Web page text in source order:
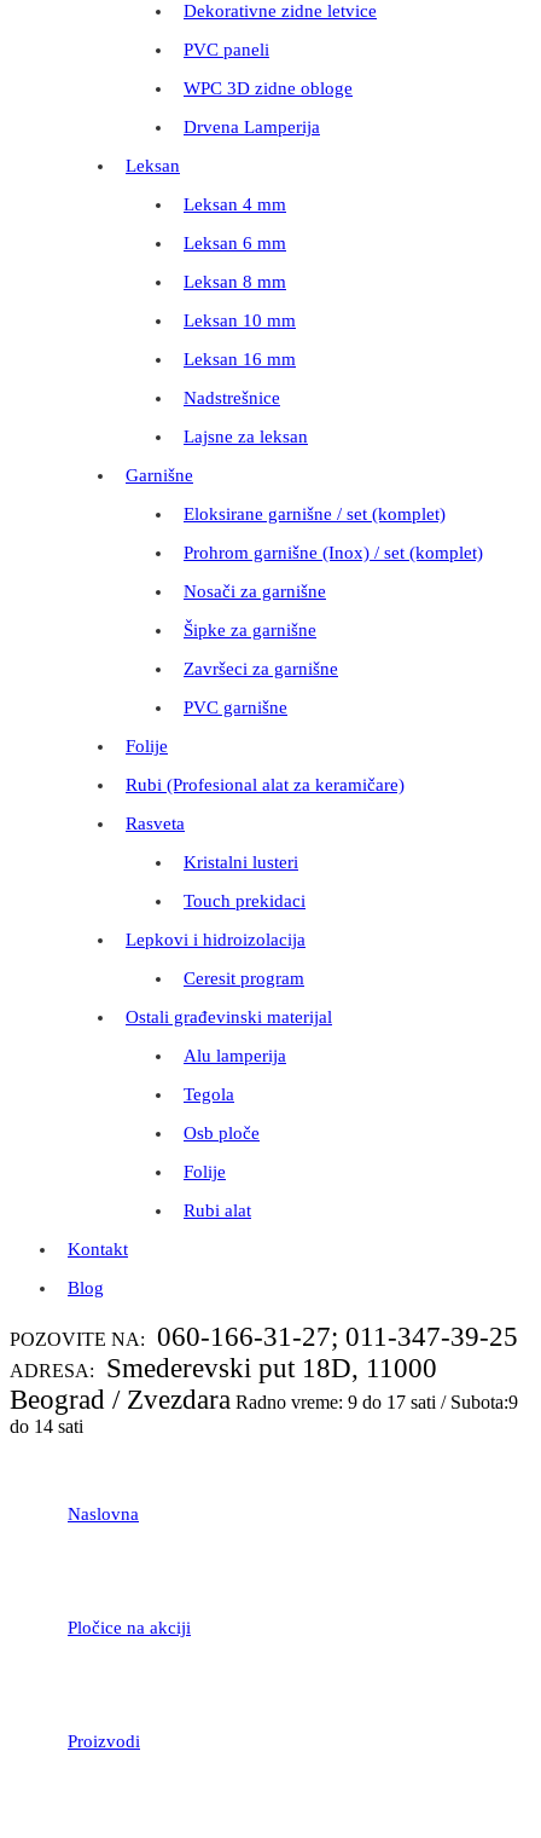
Dekorativne zidne letvice
PVC paneli
WPC 3D zidne obloge
Drvena Lamperija
Leksan
Leksan 4 mm
Leksan 6 mm
Leksan 8 mm
Leksan 10 mm
Leksan 16 mm
Nadstrešnice
Lajsne za leksan
Garnišne
Eloksirane garnišne / set (komplet)
Prohrom garnišne (Inox) / set (komplet)
Nosači za garnišne
Šipke za garnišne
Završeci za garnišne
PVC garnišne
Folije
Rubi (Profesional alat za keramičare)
Rasveta
Kristalni lusteri
Touch prekidaci
Lepkovi i hidroizolacija
Ceresit program
Ostali građevinski materijal
Alu lamperija
Tegola
Osb ploče
Folije
Rubi alat
Kontakt
Blog
POZOVITE NA: 060-166-31-27; 011-347-39-25
ADRESA:
Smederevski put 18D, 11000
Beograd / Zvezdara Radno vreme: 9 do 17 sati / Subota:9
do 14 sati
Naslovna
Pločice na akciji
Proizvodi